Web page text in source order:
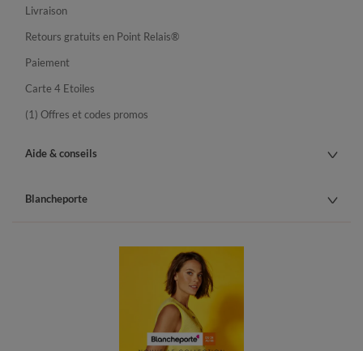
Livraison
Retours gratuits en Point Relais®
Paiement
Carte 4 Etoiles
(1) Offres et codes promos
Aide & conseils
Blancheporte